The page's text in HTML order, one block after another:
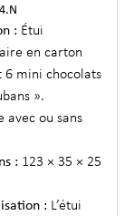
: Étui
en carton
6 mini chocolats
».
avec ou sans
: 123 × 35 × 25
: L’étui